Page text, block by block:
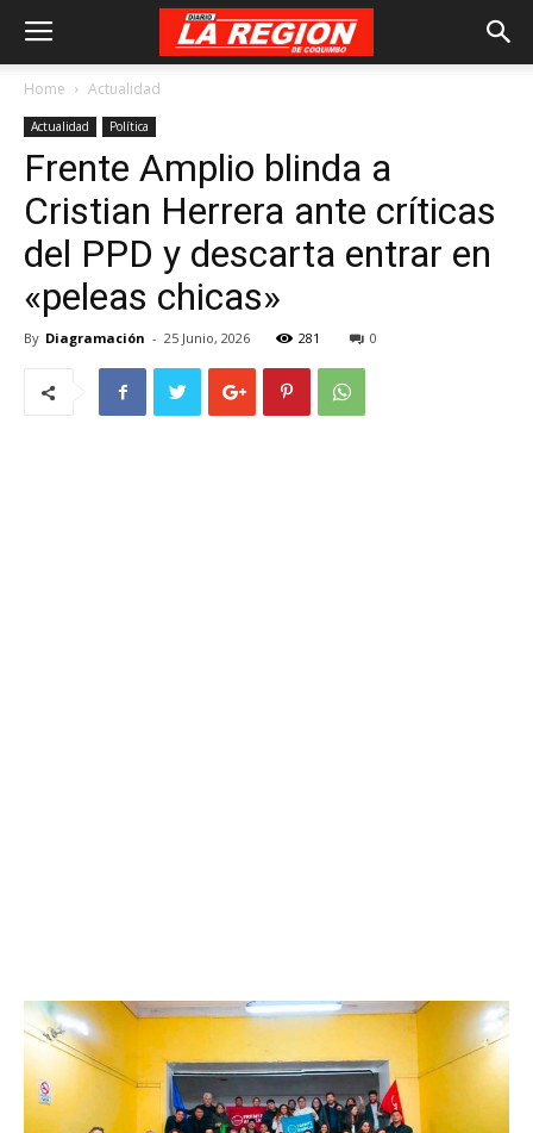
Home Actualidad
Actualidad Política
Frente Amplio blinda a
Cristian Herrera ante críticas
del PPD y descarta entrar en
«peleas chicas»
By Diagramación - 25 Junio, 2026 281 0